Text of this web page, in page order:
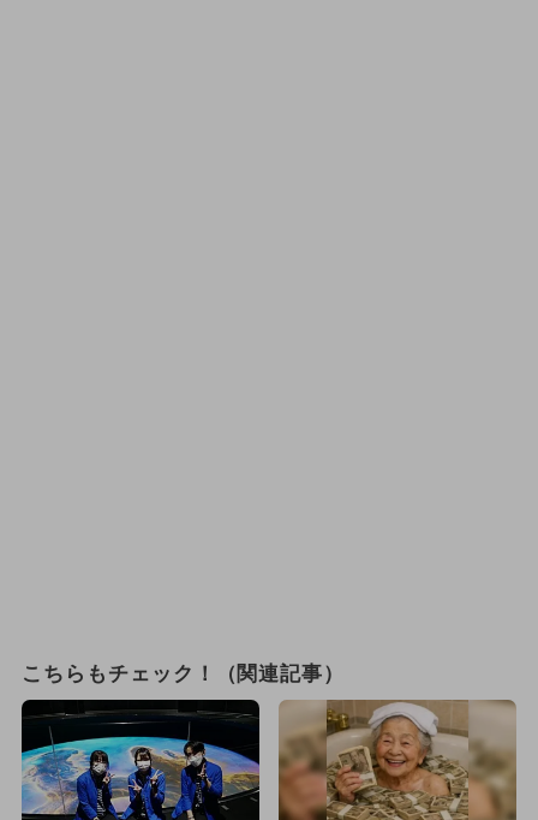
こちらもチェック！（関連記事）